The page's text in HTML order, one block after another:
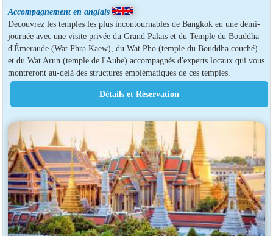
Accompagnement en anglais
Découvrez les temples les plus incontournables de Bangkok en une demi-
journée avec une visite privée du Grand Palais et du Temple du Bouddha
d'Émeraude (Wat Phra Kaew), du Wat Pho (temple du Bouddha couché)
et du Wat Arun (temple de l'Aube) accompagnés d'experts locaux qui vous
montreront au-delà des structures emblématiques de ces temples.